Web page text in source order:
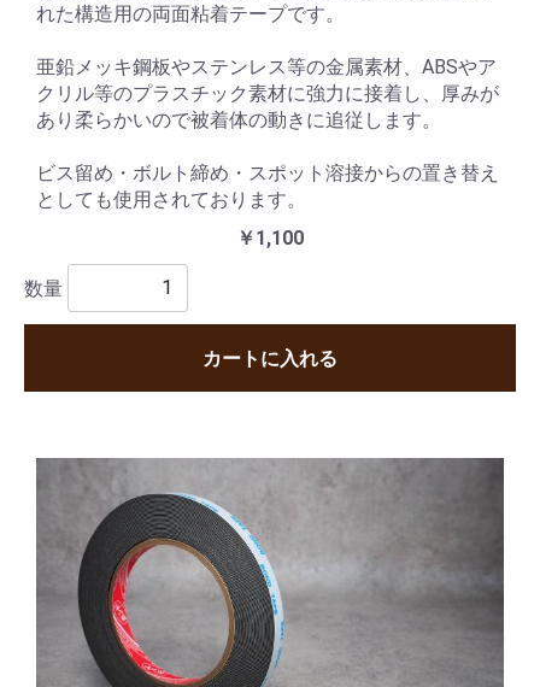
れた構造用の両面粘着テープです。
亜鉛メッキ鋼板やステンレス等の金属素材、ABSやア
クリル等のプラスチック素材に強力に接着し、厚みが
あり柔らかいので被着体の動きに追従します。
ビス留め・ボルト締め・スポット溶接からの置き替え
としても使用されております。
￥1,100
数量
カートに入れる